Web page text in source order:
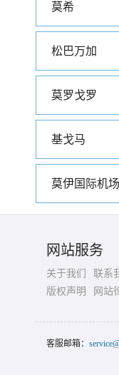
莫希
松巴万加
莫罗戈罗
基戈马
莫伊国际机场
网站服务
关于我们 联系
版权声明
网站
客服邮箱：